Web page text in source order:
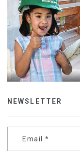
NEWSLETTER
Email *